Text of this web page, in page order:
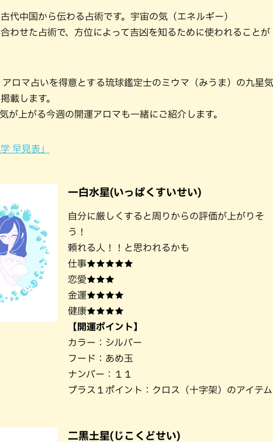
代中国から伝わる占術です。宇宙の気（エネルギー）
わせた占術で、方位によって吉凶を知るために使われることが
ロマ占いを得意とする琉球鑑定士のミウマ（みうま）の九星気
載します。
が上がる今週の開運アロマも一緒にご紹介します。
早見表」
一白水星(いっぱくすいせい)
自分に厳しくすると周りからの評価が上がりそ
う！
頼れる人！！と思われるかも
仕事★★★★★
恋愛★★★
金運★★★★
健康★★★★
【開運ポイント】
カラー：シルバー
フード：あめ玉
ナンバー：１１
プラス１ポイント：クロス（十字架）のアイテム
二黒土星(じこくどせい)